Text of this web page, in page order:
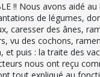
!! Nous avons aidé
de légumes,
caresser des ânes,
vu des cochons,
et puis : la traite des
nous ont reçu